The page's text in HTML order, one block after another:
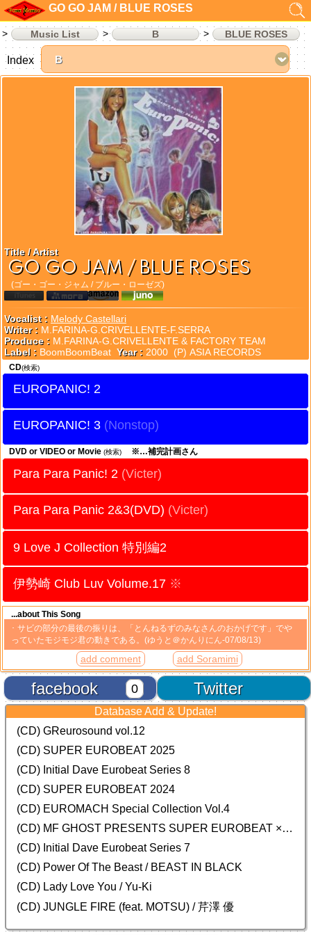
GO GO JAM / BLUE ROSES
Music List B BLUE ROSES
Title / Artist
GO GO JAM / BLUE ROSES
(ゴー・ゴー・ジャム / ブルー・ローゼズ)
Vocalist : Melody Castellari
Writer : M.FARINA-G.CRIVELLENTE-F.SERRA
Produce : M.FARINA-G.CRIVELLENTE & FACTORY TEAM
Label : BoomBoomBeat Year : 2000 (P) ASIA RECORDS
CD(検索)
EUROPANIC! 2
EUROPANIC! 3
DVD or VIDEO or Movie (検索) ※…補完計画さん
Para Para Panic! 2 (Victer)
Para Para Panic 2&3(DVD) (Victer)
9 Love J Collection 特別編2
伊勢崎 Club Luv Volume.17 ※
...about This Song
サビの部分の最後の振りは、「とんねるずのみなさんのおかげです」でや
っていたモジモジ君の動きである。(ゆうと＠かんりにん-07/08/13)
add comment add Soramimi
Twitter
facebook 0
Index
Database Add & Update!
(CD) GReurosound vol.12
(CD) SUPER EUROBEAT 2025
(CD) Initial Dave Eurobeat Series 8
(CD) SUPER EUROBEAT 2024
(CD) EUROMACH Special Collection Vol.4
(CD) MF GHOST PRESENTS SUPER EUROBEAT × ORIGINAL SOUNDTRACK NEW COLLECTION
(CD) Initial Dave Eurobeat Series 7
(CD) Power Of The Beast / BEAST IN BLACK
(CD) Lady Love You / Yu-Ki
(CD) JUNGLE FIRE (feat. MOTSU) / 芹澤 優